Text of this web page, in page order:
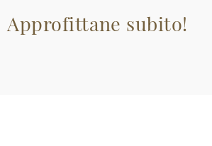
Approfittane subito!